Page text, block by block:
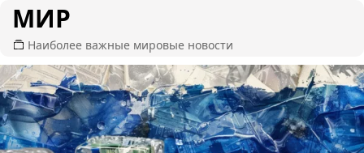
МИР
Наиболее важные мировые новости